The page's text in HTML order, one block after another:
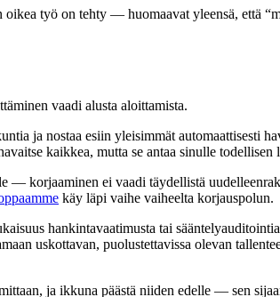
työ on tehty — huomaavat yleensä, että
vaadi alusta aloittamista.
ja nostaa esiin yleisimmät automaattisesti
kaikkea, mutta se antaa sinulle todellisen
korjaaminen ei vaadi täydellistä
käy läpi vaihe vaiheelta korjauspolun.
hankintavaatimusta tai
uskottavan, puolustettavissa olevan
ja ikkuna päästä niiden edelle — sen